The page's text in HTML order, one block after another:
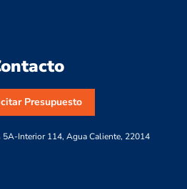
Presupuesto
5A-Interior 114, Agua Caliente, 22014